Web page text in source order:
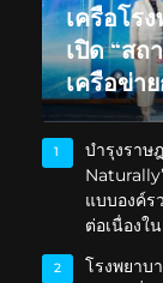
เครือโร
เปิด “สถ
เครือข่า
1
บำรุงราษ
แบบองค์ร
ต่อเนื่องใ
2
โรงพยาบ